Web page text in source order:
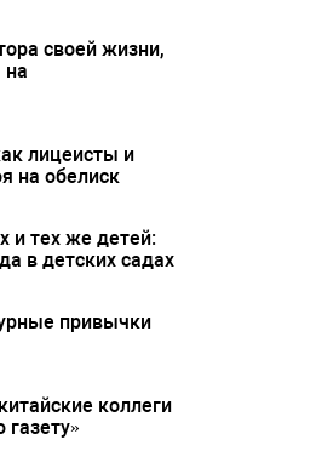
своей жизни,
на
лицеисты и
на обелиск
и тех же детей:
в детских садах
привычки
коллеги